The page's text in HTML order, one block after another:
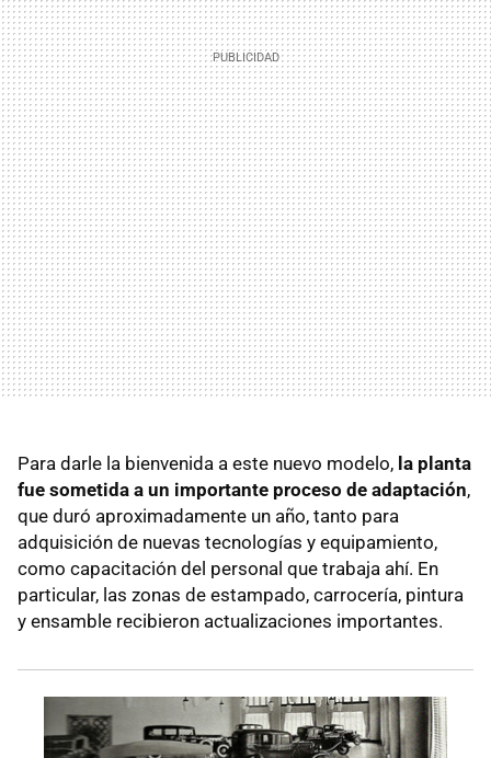
Para darle la bienvenida a este nuevo modelo, la planta
fue sometida a un importante proceso de adaptación,
que duró aproximadamente un año, tanto para
adquisición de nuevas tecnologías y equipamiento,
como capacitación del personal que trabaja ahí. En
particular, las zonas de estampado, carrocería, pintura
y ensamble recibieron actualizaciones importantes.